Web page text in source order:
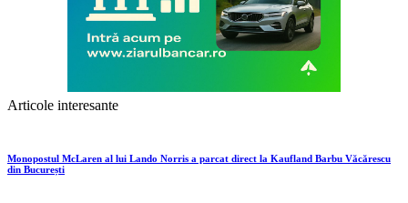
Articole interesante
Monopostul McLaren al lui Lando Norris a parcat direct la Kaufland Barbu Văcărescu
din București